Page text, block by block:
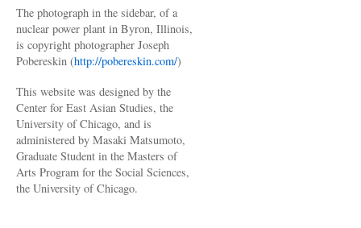
The photograph in the sidebar, of a
nuclear power plant in Byron, Illinois,
is copyright photographer Joseph
Pobereskin (http://pobereskin.com/)
This website was designed by the
Center for East Asian Studies, the
University of Chicago, and is
administered by Masaki Matsumoto,
Graduate Student in the Masters of
Arts Program for the Social Sciences,
the University of Chicago.